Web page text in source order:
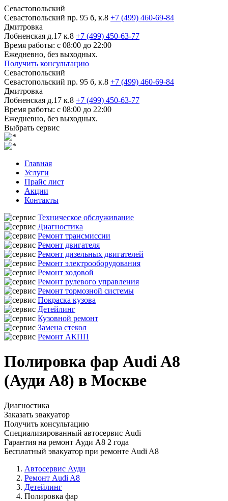
Севастопольский
Севастопольский пр. 95 б, к.8 +7 (499) 460-69-84
Дмитровка
Лобненская д.17 к.8 +7 (499) 450-63-77
Время работы: с 08:00 до 22:00
Ежедневно, без выходных.
Получить консультацию
Севастопольский
Севастопольский пр. 95 б, к.8 +7 (499) 460-69-84
Дмитровка
Лобненская д.17 к.8 +7 (499) 450-63-77
Время работы: с 08:00 до 22:00
Ежедневно, без выходных.
Выбрать сервис
Главная
Услуги
Прайс лист
Акции
Контакты
Техническое обслуживание
Диагностика
Ремонт трансмиссии
Ремонт двигателя
Ремонт дизельных двигателей
Ремонт электрооборудования
Ремонт ходовой
Ремонт рулевого управления
Ремонт тормозной системы
Покраска кузова
Детейлинг
Кузовной ремонт
Замена стекол
Ремонт АКПП
Полировка фар Audi A8
(Ауди А8) в Москве
Диагностика
Заказать эвакуатор
Получить консультацию
Специализированный автосервис Audi
Гарантия на ремонт Ауди А8 2 года
Бесплатный эвакуатор при ремонте Audi A8
Автосервис Ауди
Ремонт Audi A8
Детейлинг
Полировка фар